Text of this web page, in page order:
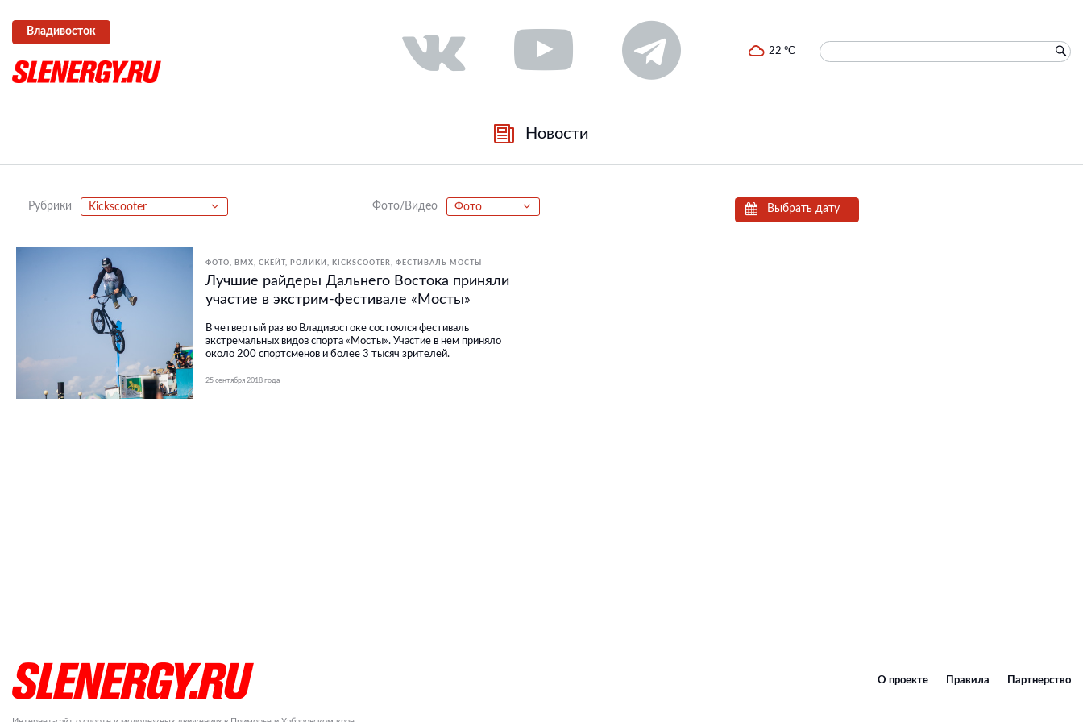
Владивосток
22 °C
Новости
Рубрики Kickscooter Фото/Видео Фото Выбрать дату
ФОТО BMX, СКЕЙТ, РОЛИКИ KICKSCOOTER ФЕСТИВАЛЬ МОСТЫ
Лучшие райдеры Дальнего Востока приняли
участие в экстрим-фестивале «Мосты»
В четвертый раз во Владивостоке состоялся фестиваль
экстремальных видов спорта «Мосты». Участие в нем приняло
около 200 спортсменов и более 3 тысяч зрителей.
25 сентября 2018 года
О проекте Правила Партнерство